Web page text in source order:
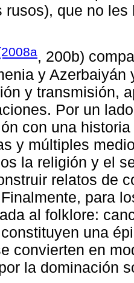
rusos), que no
, 200b)
y
y transmisión,
Por un
con una
y múltiples
la religión y el
relatos de
para
al folklore:
una
convierten en
la dominación